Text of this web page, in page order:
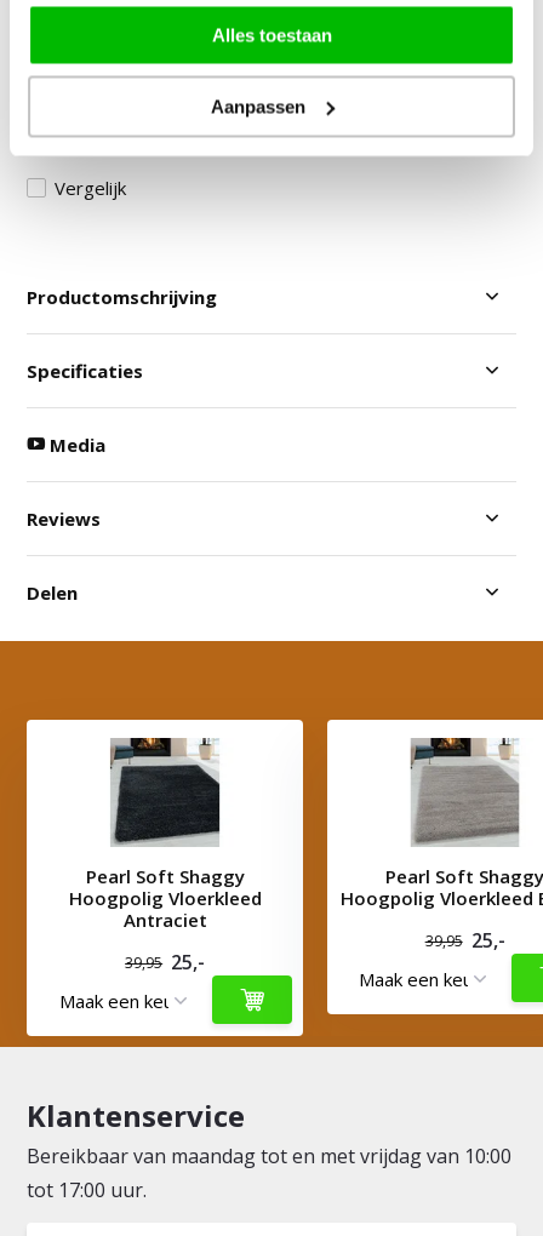
Alles toestaan
Aanpassen
Gratis Verzending in NL & BE!
30 Dagen Bedenktijd
Veilig betalen: vooraf & achteraf
Vergelijk
Productomschrijving
Specificaties
Media
Reviews
Delen
Pearl Soft Shaggy
Hoogpolig Vloerkleed
Antraciet
39,95 25,-
Pearl Soft
Hoogpolig Vloerkleed
39,95 25,-
Klantenservice
Bereikbaar van maandag tot en met vrijdag van 10:00
tot 17:00 uur.